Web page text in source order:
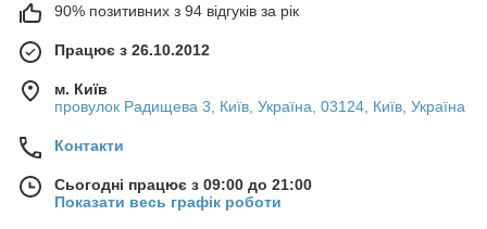
90% позитивних з 94 відгуків за рік
Працює з 26.10.2012
м. Київ
провулок Радищева 3, Київ, Україна, 03124, Київ, Україна
Контакти
Сьогодні працює з 09:00 до 21:00
Показати весь графік роботи